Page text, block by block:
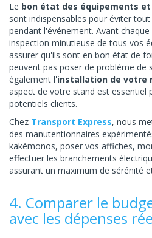
Le bon état des équipements
sont indispensables pour éviter
pendant l'événement. Avant
inspection minutieuse de tous vos
assurer qu'ils sont en bon état de
peuvent pas poser de problème de
également l'installation de votre
aspect de votre stand est essentiel
potentiels clients.
Chez Transport Express, nous
des manutentionnaires
kakémonos, poser vos affiches,
effectuer les branchements
assurant un maximum de sérénité
4. Comparer le
avec les dépenses